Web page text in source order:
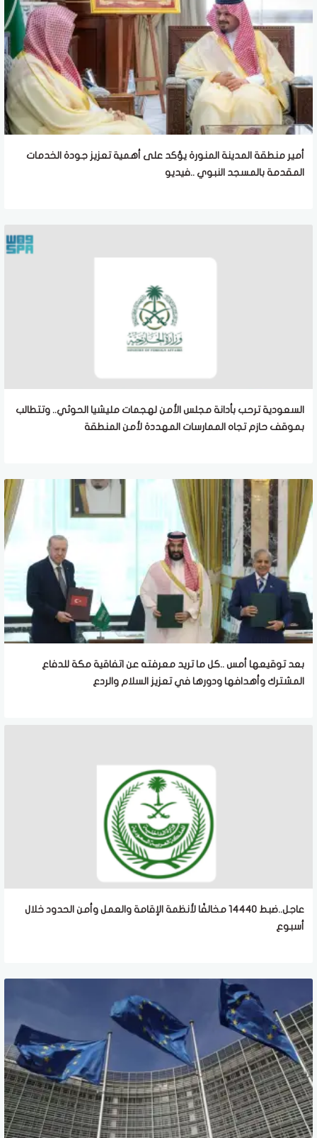
أمير منطقة المدينة المنورة يؤكد على أهمية تعزيز جودة الخدمات
المقدمة بالمسجد النبوي ..فيديو
السعودية ترحب بأدانة مجلس الأمن لهجمات مليشيا الحوثي.. وتتطالب
بموقف حازم تجاه الممارسات المهددة لأمن المنطقة
بعد توقيعها أمس ..كل ما تريد معرفته عن اتفاقية مكة للدفاع
المشترك وأهدافها ودورها في تعزيز السلام والردع
عاجل..ضبط 14440 مخالفًا لأنظمة الإقامة والعمل وأمن الحدود خلال
أسبوع